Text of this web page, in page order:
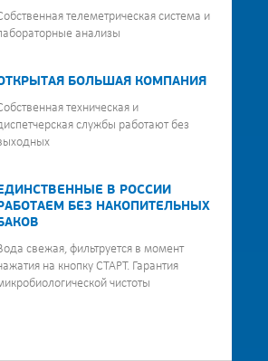
телеметрическая система и
анализы
БОЛЬШАЯ КОМПАНИЯ
техническая и
службы работают без
В РОССИИ
БЕЗ НАКОПИТЕЛЬНЫХ
свежая, фильтруется в момент
на кнопку СТАРТ. Гарантия
чистоты